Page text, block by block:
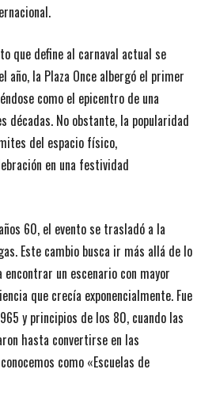
que define al carnaval actual se
año, la Plaza Once albergó el primer
como el epicentro de una
décadas. No obstante, la popularidad
del espacio físico,
en una festividad
60, el evento se trasladó a la
Este cambio busca ir más allá de lo
un escenario con mayor
que crecía exponencialmente. Fue
y principios de los 80, cuando las
hasta convertirse en las
como «Escuelas de